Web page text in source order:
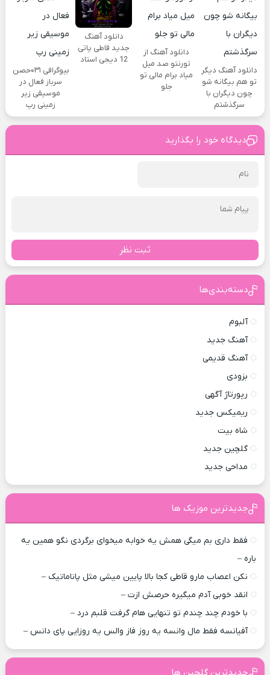
دانلود آهنگ دیگر
تو هم بیگانه شو
چون دیگران با
سرگذشتم
دانلود آهنگ از
تورنتو صد میل
میاد برام مالی تو
جلو
دانلود آهنگ
جدید قاطی پاتی
12 دیجی استاد
بیوگرافی ۰۳۱حصن
سرباز فعال در
موسیقی زیر
زمینی رپ
دیدگاه خود را بگذارید
ثبت نظر
دسته‌بندی‌ها
آلبوم
آهنگ جدید
آهنگ قدیمی
بزودی
رپورتاژ آگهی
ریمیکس جدید
شاه بیت
گلچین جدید
مداحی جدید
جدیدترین موزیک ها
فقط داری بم میگی همش یه خوابه میخوای برگردی نگو همین یه
باره –
نکن اعصاب مارو قاطی کجا بالا پایین میشی مثل پاناماتیک –
انقد خوبی آدم میگیره حرصش ازت –
با خودم چند چندم تو تنهایی هام گرفت قلبم درد –
آفیانسه فقط مال وانسه یه روز فاز والس یه روزایی پای دانس –